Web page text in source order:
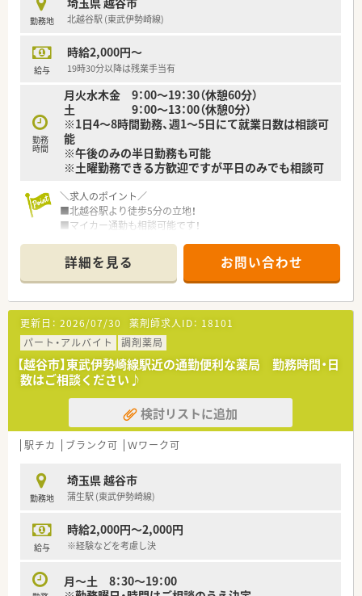
勤務地 北越谷駅 (東武伊勢崎線)
給与
時給2,000円～
19時30分以降は残業手当有
勤務
時間
月火水木金 9：00～19：30（休憩60分）
土 9：00～13：00（休憩0分）
※1日4～8時間勤務、週1～5日にて就業日数は相談可
能
※午後のみの半日勤務も可能
※土曜勤務できる方歓迎ですが平日のみでも相談可
＼求人のポイント／
■北越谷駅より徒歩5分の立地！
■マイカー通勤も相談可能です！
■内科・循環器をメインに1日約50枚程度の処方箋を応需してい
ます。
■薬剤師は常時2名体制になります。
＼こんな会社です／
■越谷市で2店舗の調剤薬局を運営している会社です。
■患者さんだけでなく、薬剤師さんにも愛される薬局をつくりた
い。そんな思いで立ち上げた薬局です。
■地域密着型の薬局で、地元の方との交流も盛んです。
■パート薬剤師も多数活躍されています。
詳細を見る お問い合わせ
更新日： 2026/07/30 薬剤師求人ID： 18101
パート・アルバイト
調剤薬局
【越谷市】東武伊勢崎線駅近の通勤便利な薬局 勤務時間・日
数はご相談ください♪
検討リストに追加
駅チカ ブランク可 Ｗワーク可
勤務地
埼玉県 越谷市
蒲生駅 (東武伊勢崎線)
給与
時給2,000円～2,000円
※経験などを考慮し決
月～土 8：30～19：00